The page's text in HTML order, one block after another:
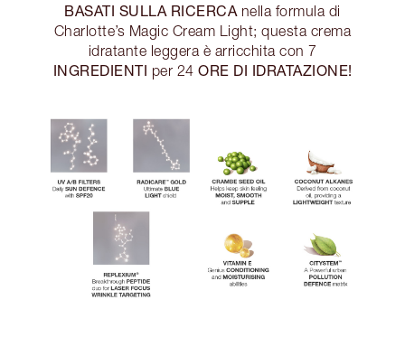
BASATI SULLA RICERCA nella formula di
Charlotte’s Magic Cream Light; questa crema
idratante leggera è arricchita con 7
INGREDIENTI per 24 ORE DI IDRATAZIONE!